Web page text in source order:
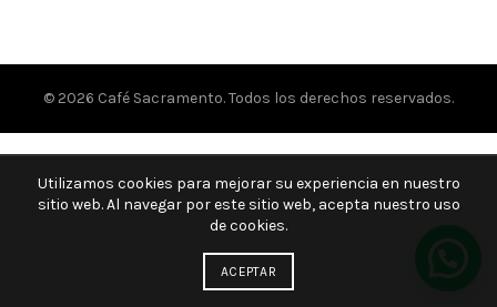
© 2026 Café Sacramento. Todos los derechos reservados.
Utilizamos cookies para mejorar su experiencia en nuestro
sitio web. Al navegar por este sitio web, acepta nuestro uso
de cookies.
ACEPTAR